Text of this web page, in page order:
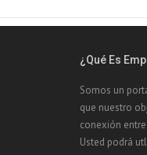
¿Qué Es
Somos un
que nuestro
conexión
Usted podrá